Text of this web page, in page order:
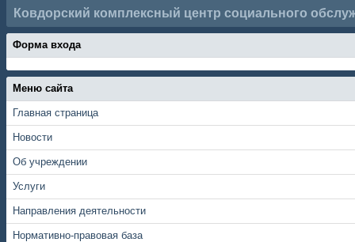
Ковдорский комплексный центр социального
Форма входа
Меню сайта
Главная страница
Новости
Об учреждении
Услуги
Направления деятельности
Нормативно-правовая база